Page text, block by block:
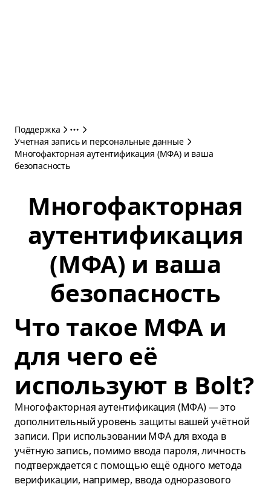
Поддержка
Учетная запись и персональные данные
Многофакторная аутентификация (МФА) и ваша
безопасность
Многофакторная
аутентификация
(МФА) и ваша
безопасность
Что такое МФА и
для чего её
используют в Bolt?
Многофакторная аутентификация (МФА) — это
дополнительный уровень защиты вашей учётной
записи. При использовании МФА для входа в
учётную запись, помимо ввода пароля, личность
подтверждается с помощью ещё одного метода
верификации, например, ввода одноразового